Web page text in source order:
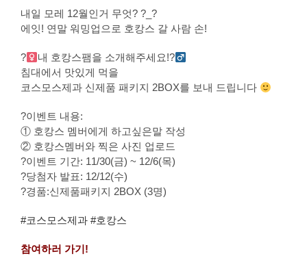
내일 모레 12월인거 무엇? ?_?
에잇! 연말 워밍업으로 호캉스 갈 사람 손!
?‍ 내 호캉스팸을 소개해주세요!?‍
침대에서 맛있게 먹을
코스모스제과 신제품 패키지 2BOX를 보내 드립니다
?이벤트 내용:
① 호캉스 멤버에게 하고싶은말 작성
② 호캉스멤버와 찍은 사진 업로드
?이벤트 기간: 11/30(금) ~ 12/6(목)
?당첨자 발표: 12/12(수)
?경품:신제품패키지 2BOX (3명)
#코스모스제과 #호캉스
참여하러 가기!